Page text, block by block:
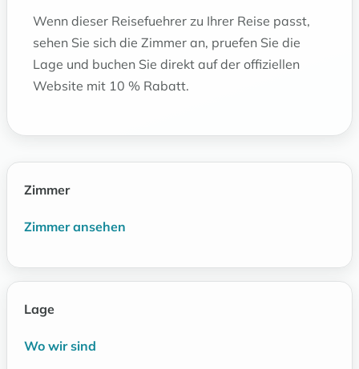
Wenn dieser Reisefuehrer zu Ihrer Reise passt,
sehen Sie sich die Zimmer an, pruefen Sie die
Lage und buchen Sie direkt auf der offiziellen
Website mit 10 % Rabatt.
Zimmer
Zimmer ansehen
Lage
Wo wir sind